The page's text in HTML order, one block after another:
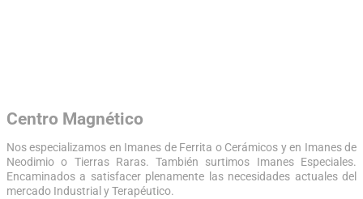
Centro Magnético
Nos especializamos en Imanes de Ferrita o Cerámicos y en Imanes de
Neodimio o Tierras Raras. También surtimos Imanes Especiales.
Encaminados a satisfacer plenamente las necesidades actuales del
mercado Industrial y Terapéutico.